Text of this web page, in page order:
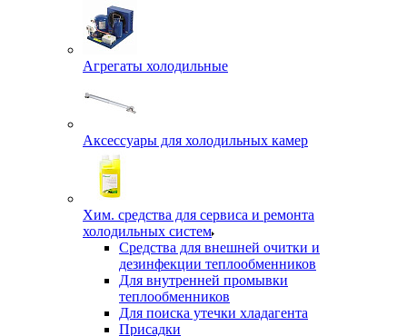
Агрегаты холодильные
Аксессуары для холодильных камер
Хим. средства для сервиса и ремонта
холодильных систем
Средства для внешней очитки и
дезинфекции теплообменников
Для внутренней промывки
теплообменников
Для поиска утечки хладагента
Присадки